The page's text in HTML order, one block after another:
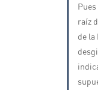
raíz
de la